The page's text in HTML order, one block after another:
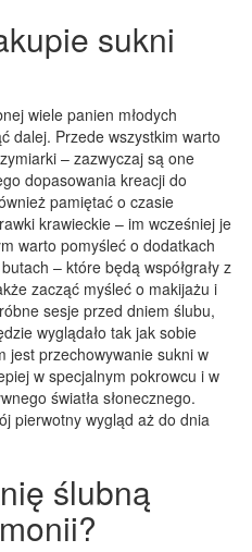
sukni
wiele panien młodych
dalej. Przede wszystkim warto
– zazwyczaj są one
dopasowania kreacji do
pamiętać o czasie
krawieckie – im wcześniej je
warto pomyśleć o dodatkach
– które będą współgrały z
zacząć myśleć o makijażu i
sesje przed dniem ślubu,
wyglądało tak jak sobie
jest przechowywanie sukni w
w specjalnym pokrowcu i w
światła słonecznego.
pierwotny wygląd aż do dnia
ślubną